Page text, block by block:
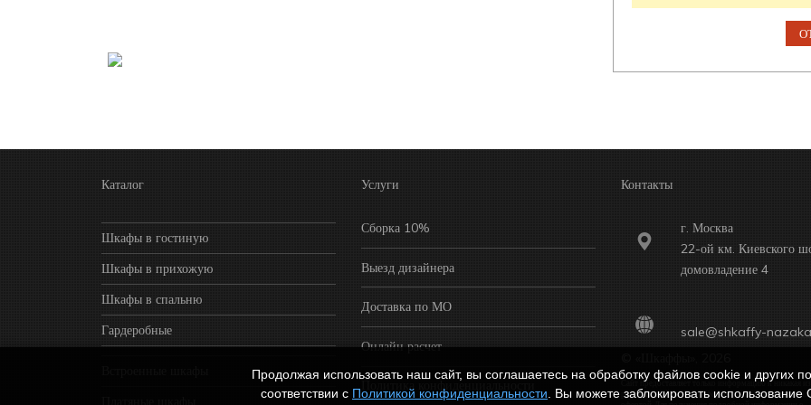
Каталог
Шкафы в гостиную
Шкафы в прихожую
Шкафы в спальню
Гардеробные
Услуги
Сборка 10%
Выезд дизайнера
Доставка по МО
Онлайн расчет
Политика конфиденциальности
Продолжая использовать наш сайт, вы соглашаетесь на обработку файлов cookie и других
соответствии с Политикой конфиденциальности . Вы можете заблокировать
Контакты
г. Москва
22-ой км. Киевского
домовладение 4
sale@shkaffy-
Сайт предоставляет только информацию и никакая из
размещенной на нем информации не считается